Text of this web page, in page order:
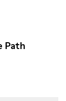
Path